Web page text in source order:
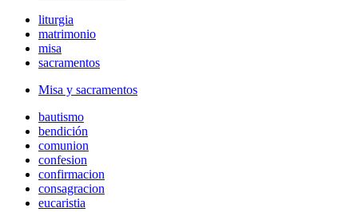
liturgia
matrimonio
misa
sacramentos
Misa y sacramentos
bautismo
bendición
comunion
confesion
confirmacion
consagracion
eucaristia